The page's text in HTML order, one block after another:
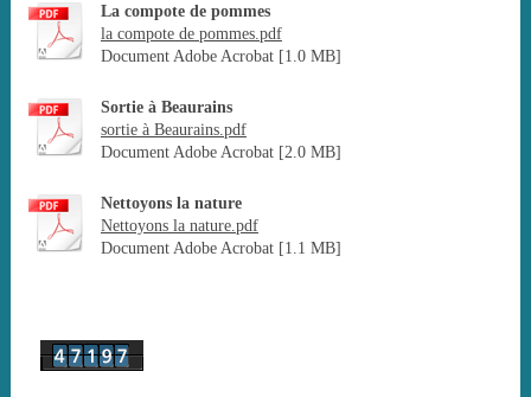
La compote de pommes
la compote de pommes.pdf
Document Adobe Acrobat [1.0 MB]
Sortie à Beaurains
sortie à Beaurains.pdf
Document Adobe Acrobat [2.0 MB]
Nettoyons la nature
Nettoyons la nature.pdf
Document Adobe Acrobat [1.1 MB]